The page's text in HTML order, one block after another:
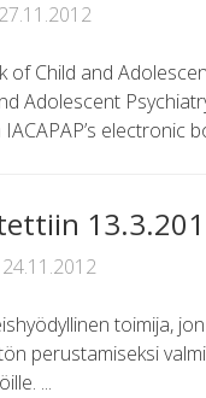
27.11.2012
of Child and
Adolescent
electronic
24.11.2012
toimija,
perustamiseksi
...